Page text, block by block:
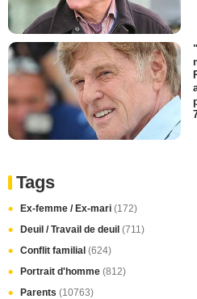
Tags
Ex-femme / Ex-mari (172)
Deuil / Travail de deuil (711)
Conflit familial (624)
Portrait d'homme (812)
Parents (10763)